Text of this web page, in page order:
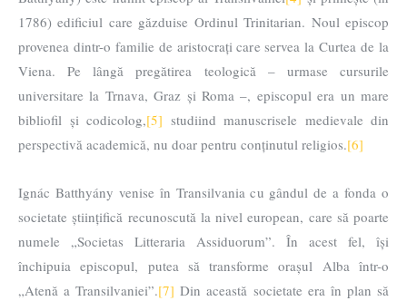
1786) edificiul care găzduise Ordinul Trinitarian. Noul episcop
provenea dintr-o familie de aristocrați care servea la Curtea de la
Viena. Pe lângă pregătirea teologică – urmase cursurile
universitare la Trnava, Graz și Roma –, episcopul era un mare
bibliofil și codicolog,[5] studiind manuscrisele medievale din
perspectivă academică, nu doar pentru conținutul religios.[6]
Ignác Batthyány venise în Transilvania cu gândul de a fonda o
societate științifică recunoscută la nivel european, care să poarte
numele „Societas Litteraria Assiduorum”. În acest fel, își
închipuia episcopul, putea să transforme orașul Alba într-o
„Atenă a Transilvaniei”.[7] Din această societate era în plan să